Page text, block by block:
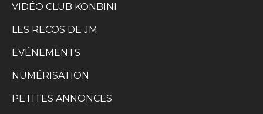
VIDÉO CLUB KONBINI
LES RECOS DE JM
EVÉNEMENTS
NUMÉRISATION
PETITES ANNONCES